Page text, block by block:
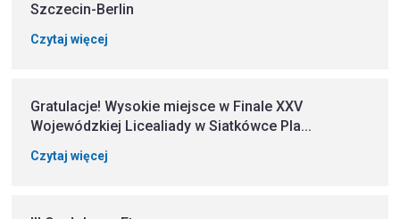
Szczecin-Berlin
Czytaj więcej
Gratulacje! Wysokie miejsce w Finale XXV
Wojewódzkiej Licealiady w Siatkówce Pla...
Czytaj więcej